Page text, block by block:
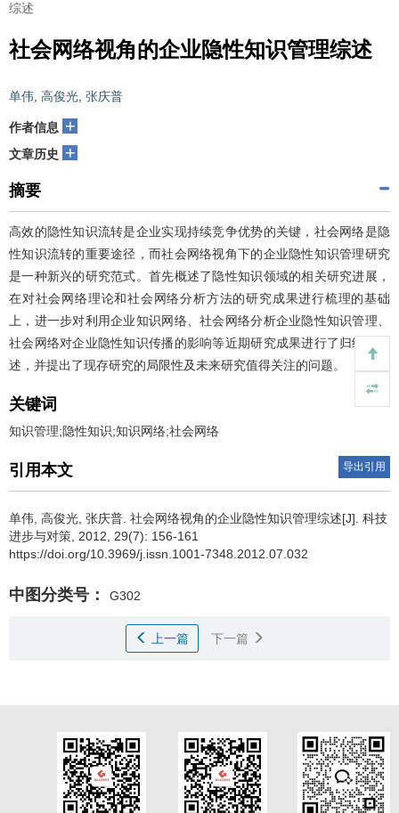
综述
社会网络视角的企业隐性知识管理综述
单伟 高俊光 张庆普
作者信息 +
文章历史 +
摘要
高效的隐性知识流转是企业实现持续竞争优势的关键，社会网络是隐
性知识流转的重要途径，而社会网络视角下的企业隐性知识管理研究
是一种新兴的研究范式。首先概述了隐性知识领域的相关研究进展，
在对社会网络理论和社会网络分析方法的研究成果进行梳理的基础
上，进一步对利用企业知识网络、社会网络分析企业隐性知识管理、
社会网络对企业隐性知识传播的影响等近期研究成果进行了归纳和评
述，并提出了现存研究的局限性及未来研究值得关注的问题。
关键词
知识管理;隐性知识;知识网络;社会网络
引用本文 导出引用
单伟 高俊光 张庆普 社会网络视角的企业隐性知识管理综述[J]. 科技
进步与对策, 2012, 29(7): 156-161
https://doi.org/10.3969/j.issn.1001-7348.2012.07.032
中图分类号： G302
上一篇 下一篇